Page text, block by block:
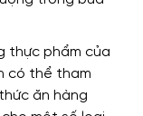
thực phẩm của
có thể tham
ăn hàng